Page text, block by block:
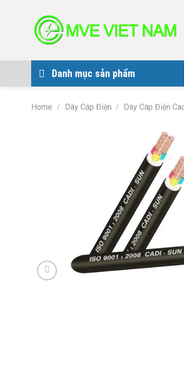
Danh mục sản phẩm
Home / Dây Cáp Điện / Dây Cáp Điện